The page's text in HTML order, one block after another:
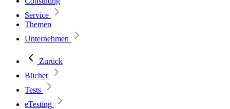
Service
Themen
Unternehmen
Zurück
Bücher
Tests
eTesting